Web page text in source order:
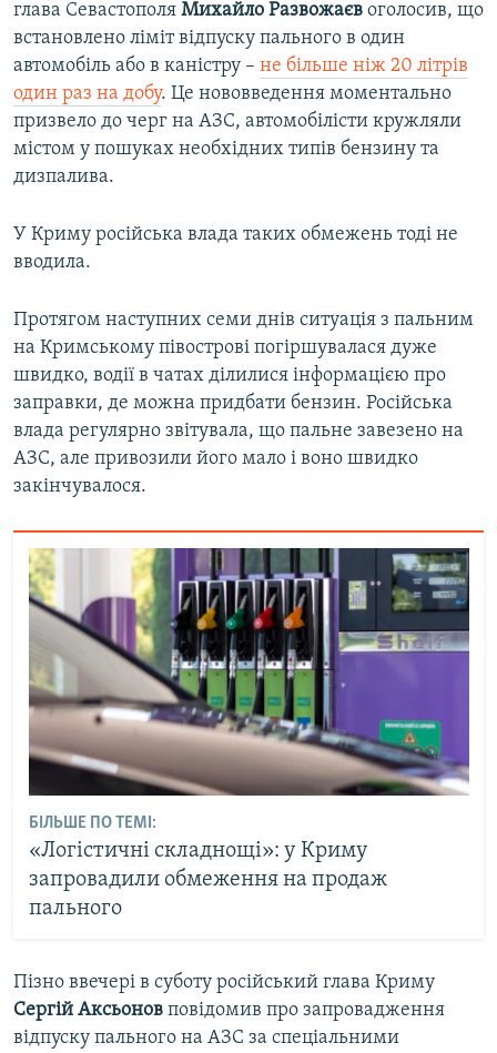
глава Севастополя Михайло Развожаєв оголосив, що
встановлено ліміт відпуску пального в один
автомобіль або в каністру – не більше ніж 20 літрів
один раз на добу. Це нововведення моментально
призвело до черг на АЗС, автомобілісти кружляли
містом у пошуках необхідних типів бензину та
дизпалива.
У Криму російська влада таких обмежень тоді не
вводила.
Протягом наступних семи днів ситуація з пальним
на Кримському півострові погіршувалася дуже
швидко, водії в чатах ділилися інформацією про
заправки, де можна придбати бензин. Російська
влада регулярно звітувала, що пальне завезено на
АЗС, але привозили його мало і воно швидко
закінчувалося.
БІЛЬШЕ ПО ТЕМІ:
«Логістичні складнощі»: у Криму
запровадили обмеження на продаж
пального
Пізно ввечері в суботу російський глава Криму
Сергій Аксьонов повідомив про запровадження
відпуску пального на АЗС за спеціальними